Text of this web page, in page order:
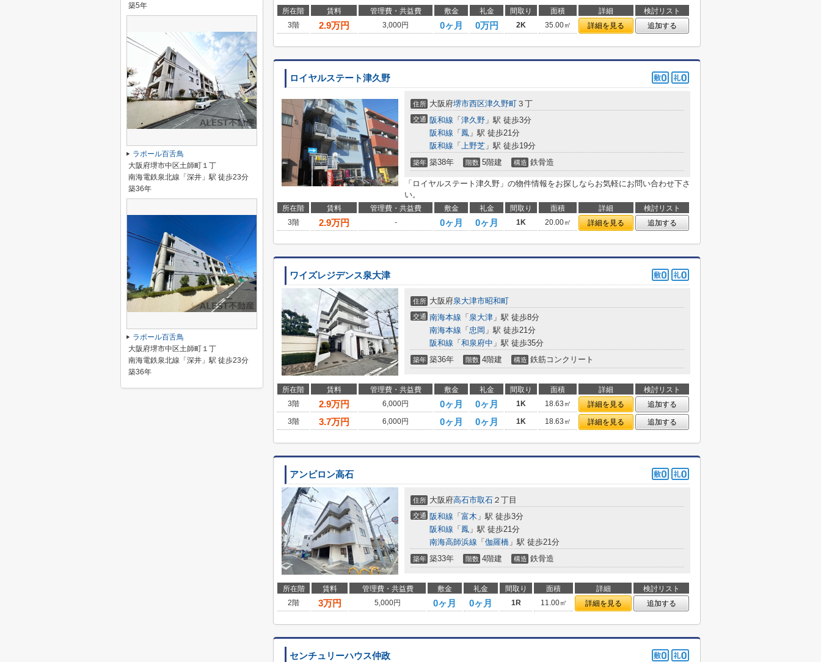
所在階 賃料 管理費・共益費 敷金 礼金 間取り 面積 詳細
検討リスト
3階
2.9万円 3,000円 0ヶ月 0万円 2K 35.00㎡ 詳細を見る 追加する
ロイヤルステート津久野
住所 大阪府堺市西区津久野町 ３丁
交通 阪和線 「 津久野 」駅 徒歩3分
阪和線 「 鳳 」駅 徒歩21分
阪和線 「 上野芝 」駅 徒歩19分
築年 築38年 階数 5階建 構造 鉄骨造
「ロイヤルステート津久野」の物件情報をお探しならお気軽にお問い合わせ下さ
い。
所在階 賃料 管理費・共益費 敷金 礼金 間取り 面積 詳細
検討リスト
3階
2.9万円 - 0ヶ月 0ヶ月 1K 20.00㎡ 詳細を見る 追加する
ワイズレジデンス泉大津
住所 大阪府泉大津市昭和町
交通 南海本線 「 泉大津 」駅 徒歩8分
南海本線 「 忠岡 」駅 徒歩21分
阪和線 「 和泉府中 」駅 徒歩35分
築年 築36年 階数 4階建 構造 鉄筋コンクリート
所在階 賃料 管理費・共益費 敷金 礼金 間取り 面積 詳細
検討リスト
3階
2.9万円 6,000円 0ヶ月 0ヶ月 1K 18.63㎡ 詳細を見る
追加する
3階
3.7万円 6,000円 0ヶ月 0ヶ月 1K 18.63㎡ 詳細を見る 追加する
アンビロン高石
住所 大阪府高石市取石 ２丁目
交通 阪和線 「 富木 」駅 徒歩3分
阪和線 「 鳳 」駅 徒歩21分
南海高師浜線 「 伽羅橋 」駅 徒歩21分
築年 築33年 階数 4階建 構造 鉄骨造
所在階 賃料 管理費・共益費 敷金 礼金 間取り 面積 詳細
検討リスト
2階
3万円 5,000円 0ヶ月 0ヶ月 1R 11.00㎡ 詳細を見る 追加する
センチュリーハウス仲政
築5年
ラポール百舌鳥
大阪府堺市中区土師町１丁
南海電鉄泉北線「深井」駅 徒歩23分
築36年
ラポール百舌鳥
大阪府堺市中区土師町１丁
南海電鉄泉北線「深井」駅 徒歩23分
築36年